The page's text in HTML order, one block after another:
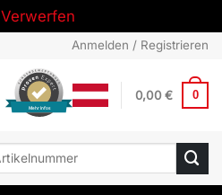
Verwerfen
Anmelden / Registrieren
Mehr Infos
0,00€ 0